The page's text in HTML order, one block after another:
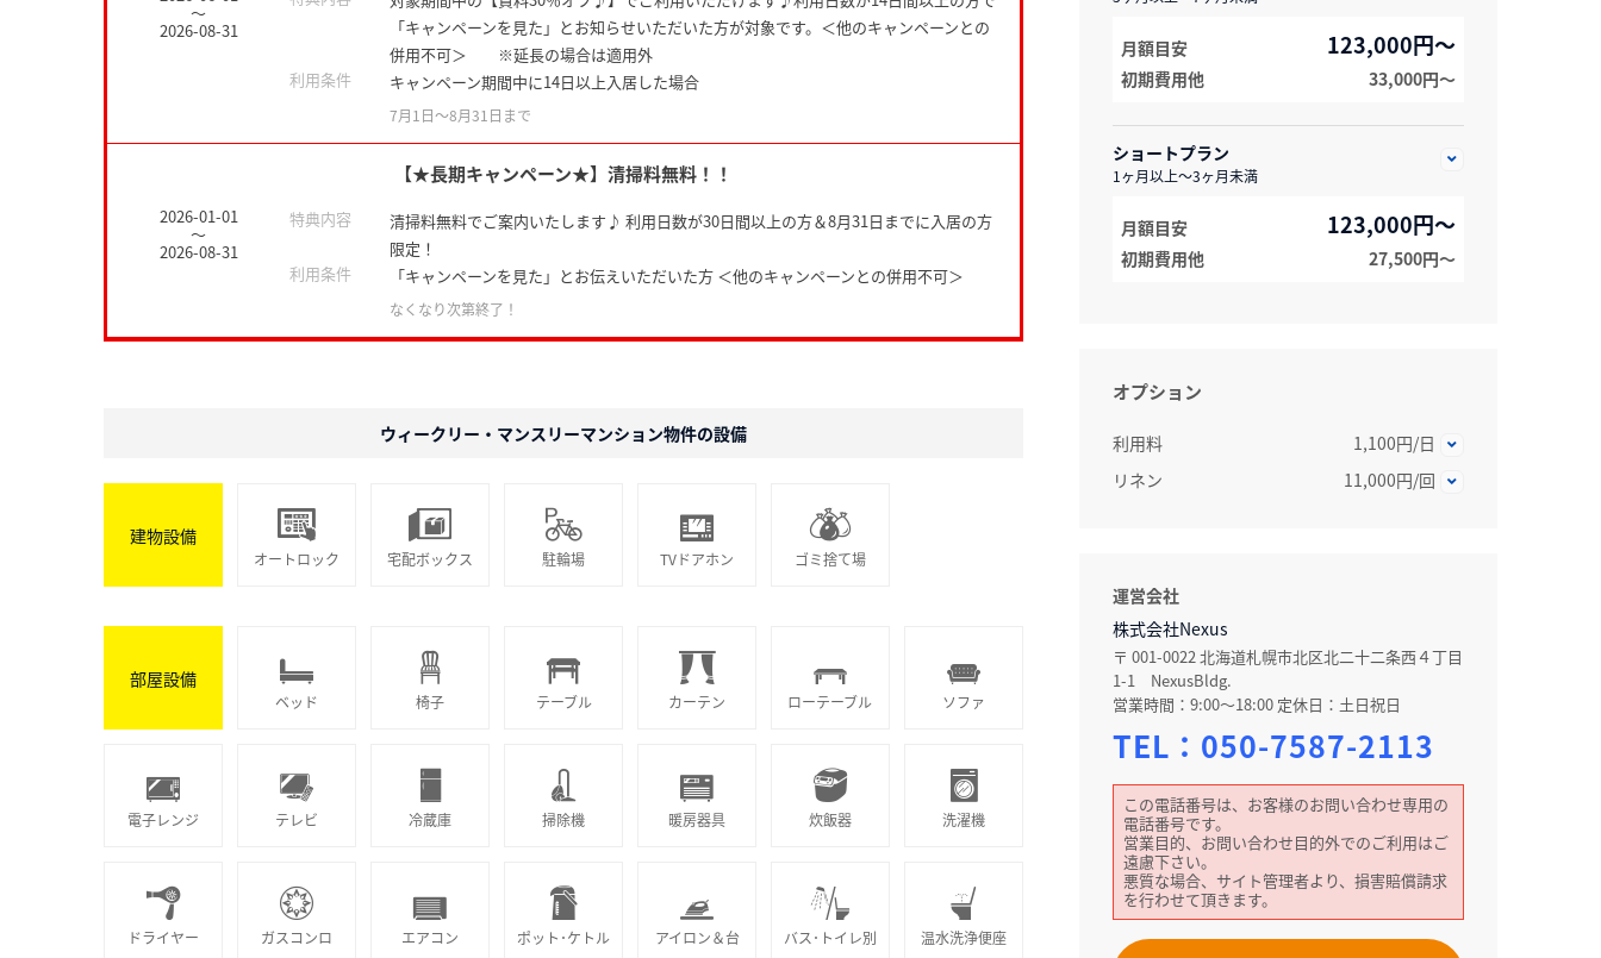
～
2026-08-31
「キャンペーンを見た」とお知らせいただいた方が対象です。＜他のキャンペーンとの
併用不可＞ ※延長の場合は適用外
利用条件
キャンペーン期間中に14日以上入居した場合
7月1日〜8月31日まで
【★長期キャンペーン★】清掃料無料！！
2026-01-01
～
2026-08-31
特典内容
清掃料無料でご案内いたします♪ 利用日数が30日間以上の方＆8月31日までに入居の方
限定！
利用条件
「キャンペーンを見た」とお伝えいただいた方 ＜他のキャンペーンとの併用不可＞
なくなり次第終了！
月額目安 123,000円～
初期費用他 33,000円〜
ショートプラン
1ヶ月以上～3ヶ月未満
月額目安 123,000円～
初期費用他 27,500円〜
オプション
利用料
1,100円/日
リネン
11,000円/回
運営会社
株式会社Nexus
〒 001-0022 北海道札幌市北区北二十二条西４丁目
1-1 NexusBldg.
営業時間：9:00～18:00 定休日：土日祝日
TEL： 050-7587-2113
この電話番号は、お客様のお問い合わせ専用の
電話番号です。
営業目的、お問い合わせ目的外でのご利用はご
遠慮下さい。
悪質な場合、サイト管理者より、損害賠償請求
を行わせて頂きます。
ウィークリー・マンスリーマンション物件の設備
建物設備
オートロック 宅配ボックス 駐輪場 TVドアホン ゴミ捨て場
部屋設備
ベッド 椅子 テーブル カーテン ローテーブル ソファ
電子レンジ テレビ 冷蔵庫 掃除機 暖房器具 炊飯器 洗濯機
ドライヤー ガスコンロ エアコン ポット･ケトル アイロン＆台 バス･トイレ別 温水洗浄便座